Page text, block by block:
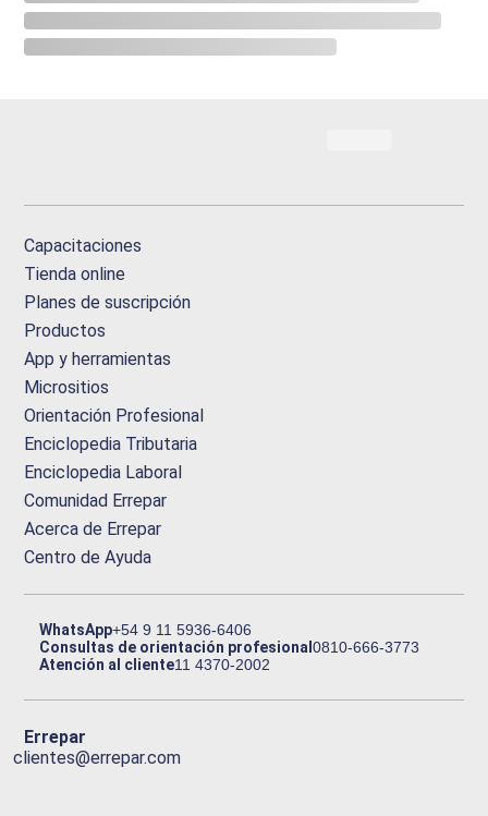
Capacitaciones
Tienda online
Planes de suscripción
Productos
App y herramientas
Micrositios
Orientación Profesional
Enciclopedia Tributaria
Enciclopedia Laboral
Comunidad Errepar
Acerca de Errepar
Centro de Ayuda
WhatsApp+54 9 11 5936-6406
Consultas de orientación profesional0810-666-3773
Atención al cliente11 4370-2002
Errepar
clientes@errepar.com